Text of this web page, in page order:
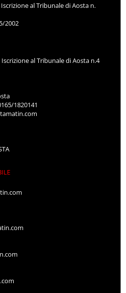
al Tribunale di Aosta n.
2002
al Tribunale di Aosta n.4
1820141